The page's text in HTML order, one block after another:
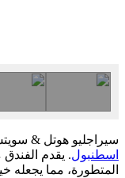
سيراجليو هوتل &
اسطنبول. يقدم
المتطورة، مما يجعله